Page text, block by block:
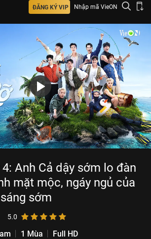
ĐĂNG KÝ VIP Nhập mã VieON
4: Anh Cả dậy sớm lo đàn
mặt mộc, ngáy ngủ của
sớm
5.0
1 Mùa
Full HD